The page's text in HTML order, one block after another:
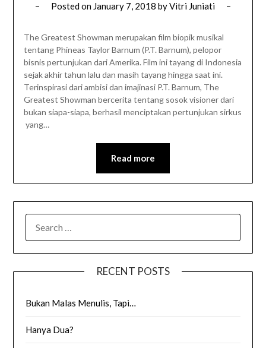
Posted on January 7, 2018 byVitri Juniati
The Greatest Showman merupakan film biopik musikal
tentang Phineas Taylor Barnum (P.T. Barnum), pelopor
bisnis pertunjukan dari Amerika. Film ini tayang di Indonesia
sejak akhir tahun lalu dan masih tayang hingga saat ini.
Terinspirasi dari ambisi dan imajinasi P.T. Barnum, The
Greatest Showman bercerita tentang sosok visioner dari
bukan siapa-siapa, berhasil menciptakan pertunjukan sirkus
yang…
Read more
RECENT POSTS
Bukan Malas Menulis, Tapi…
Hanya Dua?